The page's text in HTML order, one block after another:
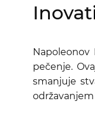
pečenje.
smanjuje